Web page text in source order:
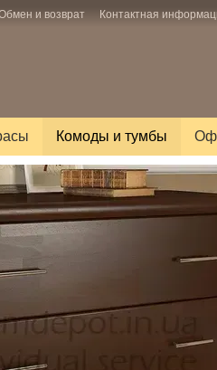
и возврат Контактная
Комоды и тумбы